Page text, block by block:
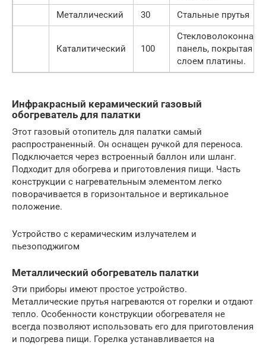
Металлический
30 Стальные прутья
Каталитический 100
Стекловолоконная
панель, покрытая
слоем платины.
Инфракрасный керамический газовый
обогреватель для палатки
Этот газовый отопитель для палатки самый
распространенный. Он оснащен ручкой для переноса.
Подключается через встроенный баллон или шланг.
Подходит для обогрева и приготовления пищи. Часть
конструкции с нагревательным элементом легко
поворачивается в горизонтальное и вертикальное
положение.
Устройство с керамическим излучателем и
пьезоподжигом
Металлический обогреватель палатки
Эти приборы имеют простое устройство.
Металлические прутья нагреваются от горелки и отдают
тепло. Особенности конструкции обогревателя не
всегда позволяют использовать его для приготовления
и подогрева пищи. Горелка устанавливается на